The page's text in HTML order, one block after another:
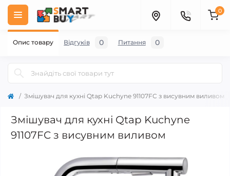
0
Змішувач для кухні Qtap Kuchyne 91107FC з висувним виливом
Змішувач для кухні Qtap Kuchyne
91107FC з висувним виливом
Опис товару Відгуків 0 Питання 0